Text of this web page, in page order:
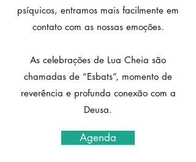
psíquicos, entramos mais facilmente em
contato com as nossas emoções.
As celebrações de Lua Cheia são
chamadas de “Esbats”, momento de
reverência e profunda conexão com a
Deusa.
Agenda